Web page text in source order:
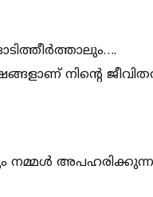
നിൻ്റെ
നമ്മൾ